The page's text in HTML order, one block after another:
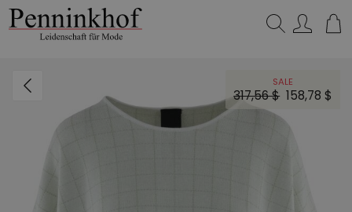
SALE
317,56 $ 158,78 $